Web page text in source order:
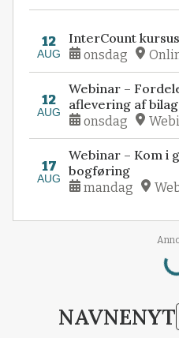
12
AUG
InterCount
onsdag
12
AUG
Webinar –
aflevering af bilag
onsdag
17
AUG
Webinar – Kom i
bogføring
mandag
NAVNENYT